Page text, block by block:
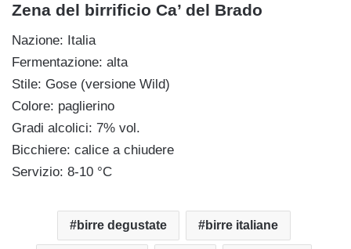
Zena del birrificio Ca’ del Brado
Nazione: Italia
Fermentazione: alta
Stile: Gose (versione Wild)
Colore: paglierino
Gradi alcolici: 7% vol.
Bicchiere: calice a chiudere
Servizio: 8-10 °C
birre degustate birre italiane